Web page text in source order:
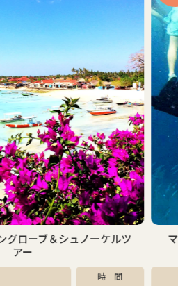
グローブ＆シュノーケルツ
アー
時 間